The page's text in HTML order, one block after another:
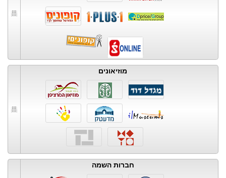
מוזיאונים
חברות השמה